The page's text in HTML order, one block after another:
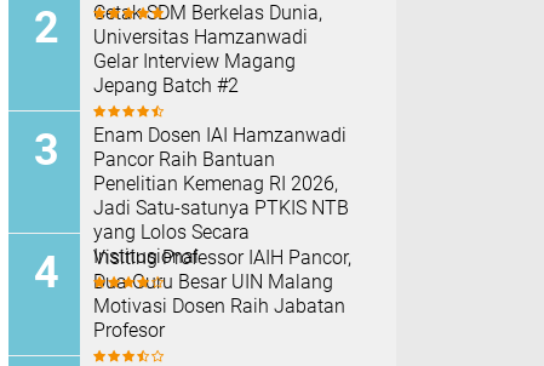
Cetak SDM Berkelas Dunia,
Universitas Hamzanwadi
Gelar Interview Magang
Jepang Batch #2
Enam Dosen IAI Hamzanwadi
Pancor Raih Bantuan
Penelitian Kemenag RI 2026,
Jadi Satu-satunya PTKIS NTB
yang Lolos Secara
Institusional
Visiting Professor IAIH Pancor,
Dua Guru Besar UIN Malang
Motivasi Dosen Raih Jabatan
Profesor